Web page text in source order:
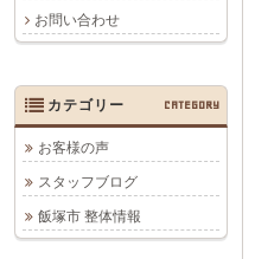
お問い合わせ
カテゴリー CATEGORY
お客様の声
スタッフブログ
飯塚市 整体情報